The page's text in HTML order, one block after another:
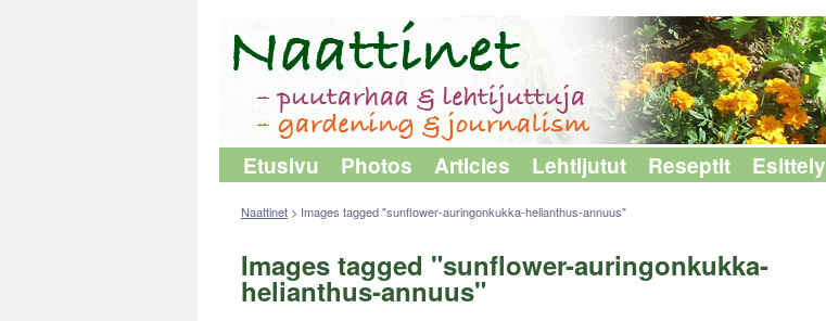
Etusivu Photos Articles Lehtijutut Reseptit Esittely
Naattinet > Images tagged "sunflower-auringonkukka-helianthus-annuus"
Images tagged "sunflower-auringonkukka-
helianthus-annuus"